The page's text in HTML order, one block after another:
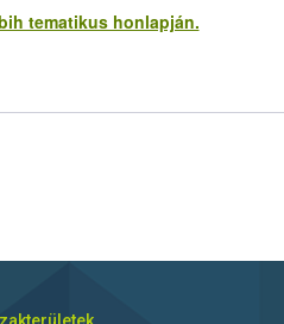
tematikus honlapján.